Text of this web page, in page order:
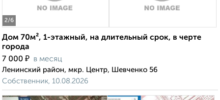
2/6
Дом 70м², 1-этажный, на длительный срок, в черте
города
7 000 ₽ в месяц
Ленинский район, мкр. Центр, Шевченко 56
Собственник, 10.08.2026